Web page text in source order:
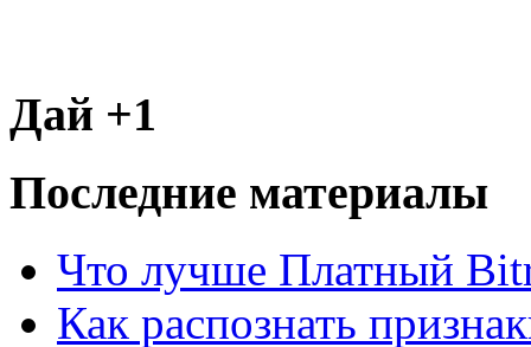
Дай +1
Последние материалы
Что лучше Платный
Как распознать